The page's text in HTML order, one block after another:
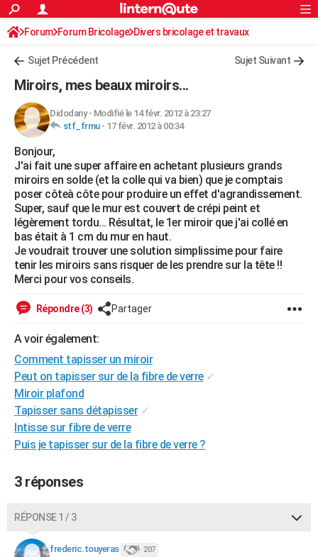
ACTUALITÉS
Politique
Société
Faits Divers
Education
Monde
Villes
+
FINANCE
Retraite
Impôts
Epargne
Immobilier
Risques naturels par ville
Banque
Assurance
Crédit
AUTO
Essais
Réserver un essai
Citadines
Berlines
SUV
Forum auto
+HIGH-TECH
Mobiles
Meilleur smartphone
Internet
Ordinateurs
Jeux vidéo
Guide high-tech
+BRICOLAGE
Forum
Aménagement intérieur
Extérieur
Cuisine
Salle de bains
Jardinage
Rangement
WEEK-END
Guides de France
Escapades
Patrimoine
Expositions
Musées
Week-end nature
LIFESTYLE
Art de vivre
Bien-être
Loisirs
ModeModes de vie
SANTE
Alimentation
Guide de la santé
Maladies
Médicaments
Sommeil
VOYAGE
Destinations
City break
Voyage nature
Voyage de noces
Forum
Climat
PHOTO
GUIDES D'ACHAT
BONS PLANS
CARTE DE VOEUX
Carte de Noël
Carte Bonne année
Carte Saint-Valentin
Carte Pâques
Carte d'anniversaire
DICTIONNAIRE
Dictionnaire
Biographies
Citations
Expressions
Proverbes
PROGRAMME TV
AVIS DE DÉCÈS
Rechercher
S'inscrire
Connexion
Forum Forum Bricolage Divers bricolage et travaux
Sujet Précédent Sujet Suivant
Miroirs, mes beaux miroirs...
Didodany- Modifié le 14 févr. 2012 à 23:27
stf_frmu- 17 févr. 2012 à 00:34
Bonjour,
J'ai fait une super affaire en achetant plusieurs grands
miroirs en solde (et la colle qui va bien) que je comptais
poser côteà côte pour produire un effet d'agrandissement.
Super, sauf que le mur est couvert de crépi peint et
légèrement tordu... Résultat, le 1er miroir que j'ai collé en
bas était à 1 cm du mur en haut.
Je voudrait trouver une solution simplissime pour faire
tenir les miroirs sans risquer de les prendre sur la tête !!
Merci pour vos conseils.
Répondre (3) Partager
A voir également:
Comment tapisser un miroir
Peut on tapisser sur de la fibre de verre ✓
Miroir plafond
Tapisser sans détapisser ✓
Intisse sur fibre de verre
Puis je tapisser sur de la fibre de verre ?
3 réponses
RÉPONSE 1 / 3
frederic.touyeras 207